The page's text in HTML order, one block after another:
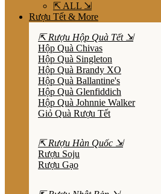
⇱ ALL ⇲
Rượu Tết & More
⇱ Rượu Hộp Quà Tết ⇲
Hộp Quà Chivas
Hộp Quà Singleton
Hộp Quà Brandy XO
Hộp Quà Ballantine's
Hộp Quà Glenfiddich
Hộp Quà Johnnie Walker
Giỏ Quà Rượu Tết
⇱ Rượu Hàn Quốc ⇲
Rượu Soju
Rượu Gạo